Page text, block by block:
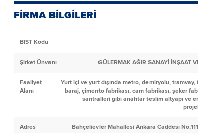
FİRMA BİLGİLERİ
BIST Kodu
Şirket Ünvanı GÜLERMAK AĞIR SANAYİ İNŞAAT
Faaliyet
Alanı
Yurt içi ve yurt dışında metro, demiryolu,
baraj, çimento fabrikası, cam fabrikası, şeker
santralleri gibi anahtar teslim altyapı ve
Adres Bahçelievler Mahallesi Ankara Caddesi